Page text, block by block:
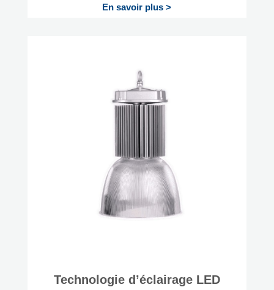
En savoir plus >
Technologie d’éclairage LED